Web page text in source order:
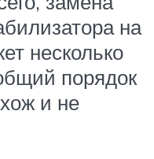
на
несколько
порядок
и не